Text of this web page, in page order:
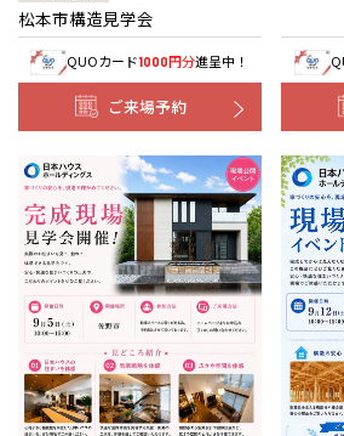
松本市構造見学会
QUOカード1000円分進呈中！
ご来場予約